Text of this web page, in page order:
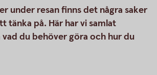
under resan finns det några saker
tänka på. Här har vi samlat
du behöver göra och hur du